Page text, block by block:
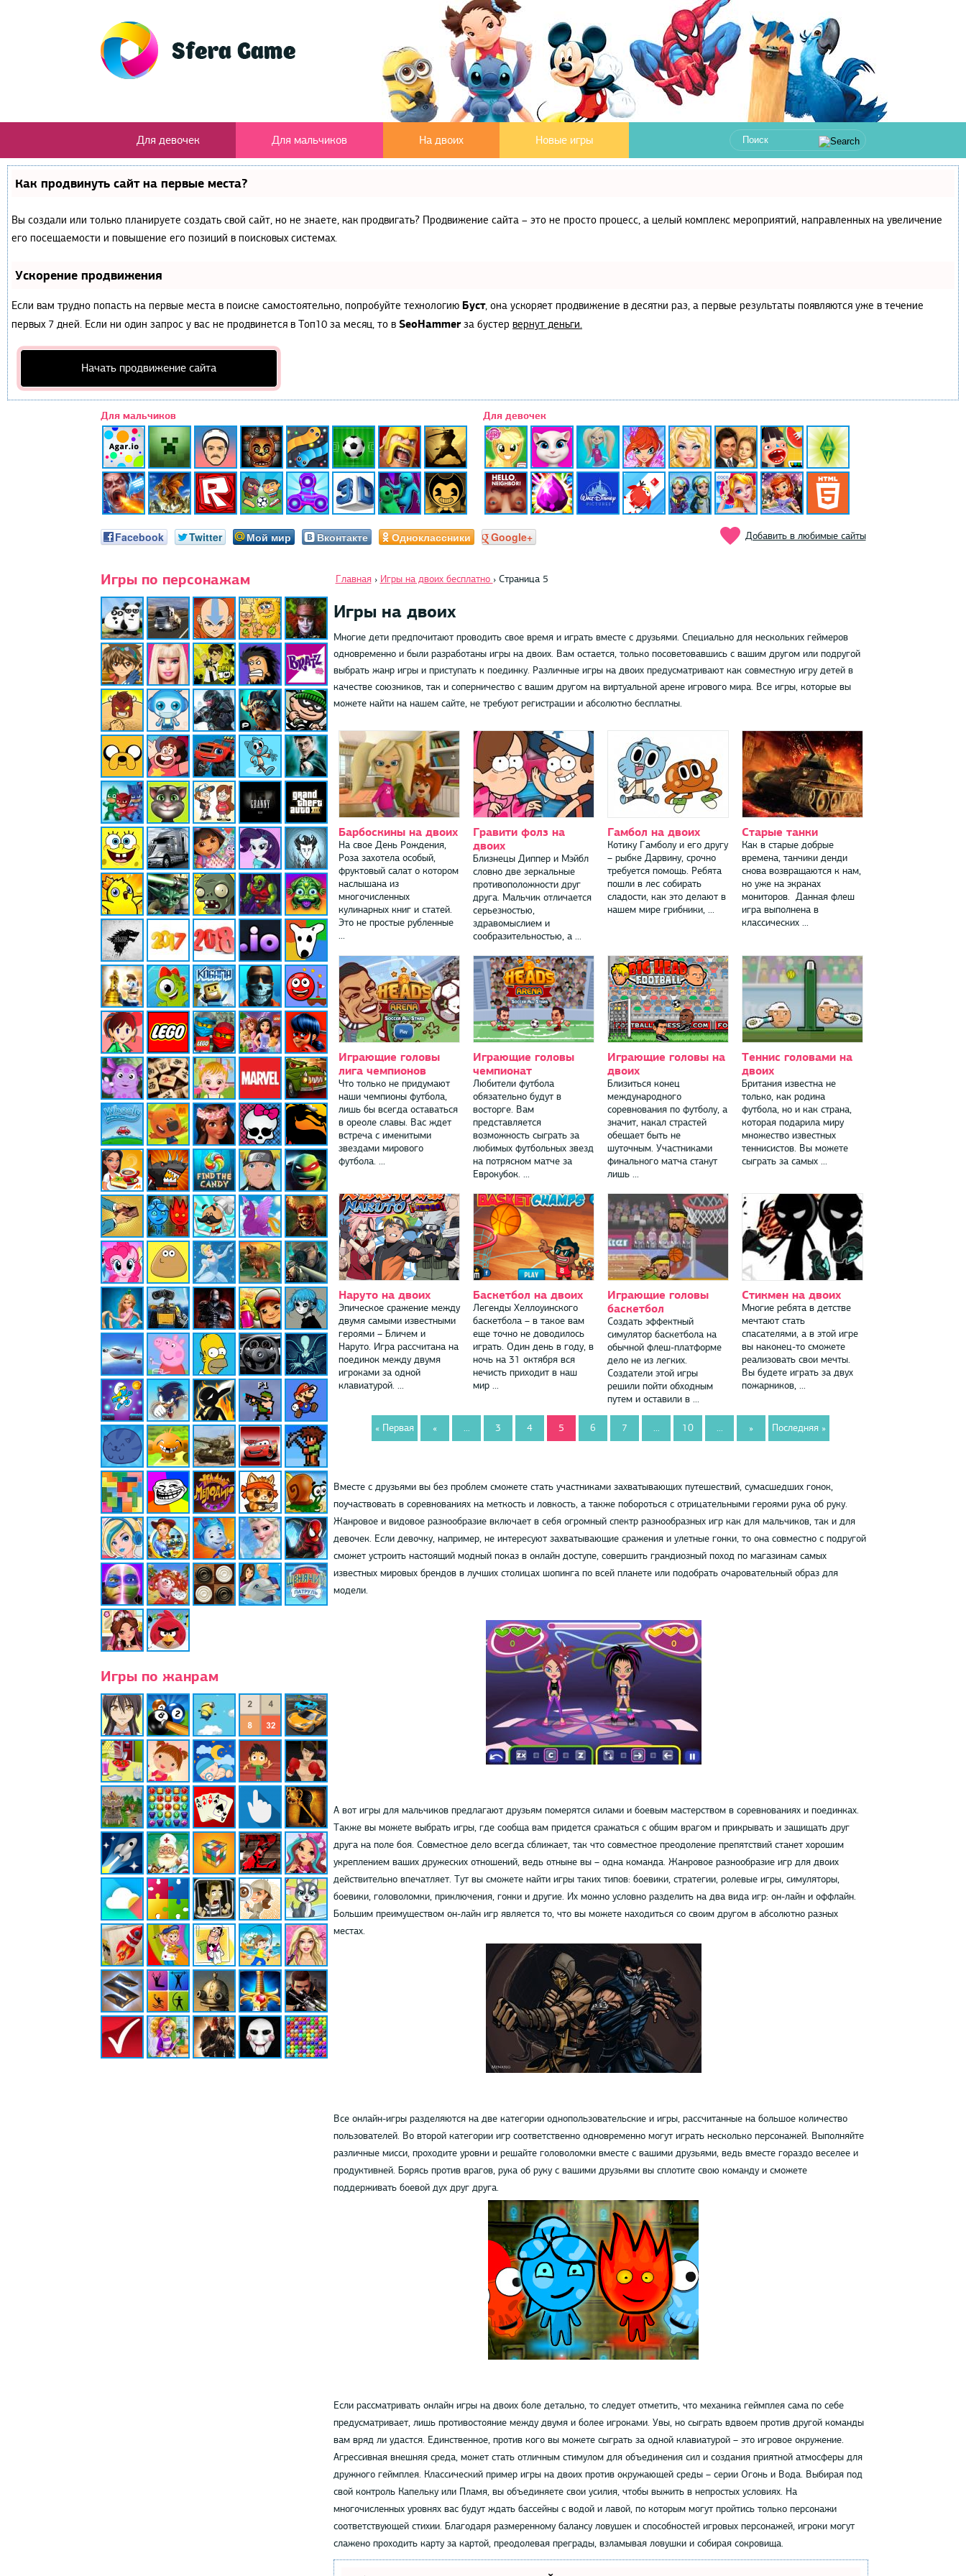
Для девочек Для мальчиков На двоих Новые игры
Как продвинуть сайт на первые места?
Вы создали или только планируете создать свой сайт, но не знаете, как продвигать? Продвижение сайта – это не просто процесс, а целый комплекс мероприятий, направленных на увеличение
его посещаемости и повышение его позиций в поисковых системах.
Ускорение продвижения
Если вам трудно попасть на первые места в поиске самостоятельно, попробуйте технологию Буст, она ускоряет продвижение в десятки раз, а первые результаты появляются уже в течение
первых 7 дней. Если ни один запрос у вас не продвинется в Топ10 за месяц, то в SeoHammerза бустер вернут деньги.
Начать продвижение сайта
Для мальчиков Для девочек
Facebook Twitter Мой мир Вконтакте Одноклассники Google+ Добавить в любимые сайты
Игры по персонажам
Игры по жанрам
Главная › Игры на двоих бесплатно › Страница 5
Игры на двоих
Многие дети предпочитают проводить свое время и играть вместе с друзьями. Специально для нескольких геймеров
одновременно и были разработаны игры на двоих. Вам остается, только посоветовавшись с вашим другом или подругой
выбрать жанр игры и приступать к поединку. Различные игры на двоих предусматривают как совместную игру детей в
качестве союзников, так и соперничество с вашим другом на виртуальной арене игрового мира. Все игры, которые вы
можете найти на нашем сайте, не требуют регистрации и абсолютно бесплатны.
Барбоскины на двоих
На свое День Рождения,
Роза захотела особый,
фруктовый салат о котором
наслышана из
многочисленных
кулинарных книг и статей.
Это не простые рубленные
...
Гравити фолз на
двоих
Близнецы Диппер и Мэйбл
словно две зеркальные
противоположности друг
друга. Мальчик отличается
серьезностью,
здравомыслием и
сообразительностью, а ...
Гамбол на двоих
Котику Гамболу и его другу
– рыбке Дарвину, срочно
требуется помощь. Ребята
пошли в лес собирать
сладости, как это делают в
нашем мире грибники, ...
Старые танки
Как в старые добрые
времена, танчики денди
снова возвращаются к нам,
но уже на экранах
мониторов. Данная флеш
игра выполнена в
классических ...
Играющие головы
лига чемпионов
Что только не придумают
наши чемпионы футбола,
лишь бы всегда оставаться
в ореоле славы. Вас ждет
встреча с именитыми
звездами мирового
футбола. ...
Играющие головы
чемпионат
Любители футбола
обязательно будут в
восторге. Вам
представляется
возможность сыграть за
любимых футбольных звезд
на потрясном матче за
Еврокубок. ...
Играющие головы на
двоих
Близиться конец
международного
соревнования по футболу, а
значит, накал страстей
обещает быть не
шуточным. Участниками
финального матча станут
лишь ...
Теннис головами на
двоих
Британия известна не
только, как родина
футбола, но и как страна,
которая подарила миру
множество известных
теннисистов. Вы можете
сыграть за самых ...
Наруто на двоих
Эпическое сражение между
двумя самыми известными
героями – Бличем и
Наруто. Игра рассчитана на
поединок между двумя
игроками за одной
клавиатурой. ...
Баскетбол на двоих
Легенды Хеллоуинского
баскетбола – в такое вам
еще точно не доводилось
играть. Один день в году, в
ночь на 31 октября вся
нечисть приходит в наш
мир ...
Играющие головы
баскетбол
Создать эффектный
симулятор баскетбола на
обычной флеш-платформе
дело не из легких.
Создатели этой игры
решили пойти обходным
путем и оставили в ...
Стикмен на двоих
Многие ребята в детстве
мечтают стать
спасателями, а в этой игре
вы наконец-то сможете
реализовать свои мечты.
Вы будете играть за двух
пожарников, ...
« Первая « ... 3 4 5 6 7 ... 10 ... » Последняя »
Вместе с друзьями вы без проблем сможете стать участниками захватывающих путешествий, сумасшедших гонок,
поучаствовать в соревнованиях на меткость и ловкость, а также побороться с отрицательными героями рука об руку.
Жанровое и видовое разнообразие включает в себя огромный спектр разнообразных игр как для мальчиков, так и для
девочек. Если девочку, например, не интересуют захватывающие сражения и улетные гонки, то она совместно с подругой
сможет устроить настоящий модный показ в онлайн доступе, совершить грандиозный поход по магазинам самых
известных мировых брендов в лучших столицах шопинга по всей планете или подобрать очаровательный образ для
модели.
А вот игры для мальчиков предлагают друзьям померятся силами и боевым мастерством в соревнованиях и поединках.
Также вы можете выбрать игры, где сообща вам придется сражаться с общим врагом и прикрывать и защищать друг
друга на поле боя. Совместное дело всегда сближает, так что совместное преодоление препятствий станет хорошим
укреплением ваших дружеских отношений, ведь отныне вы – одна команда. Жанровое разнообразие игр для двоих
действительно впечатляет. Тут вы сможете найти игры таких типов: боевики, стратегии, ролевые игры, симуляторы,
боевики, головоломки, приключения, гонки и другие. Их можно условно разделить на два вида игр: он-лайн и оффлайн.
Большим преимуществом он-лайн игр является то, что вы можете находиться со своим другом в абсолютно разных
местах.
Все онлайн-игры разделяются на две категории однопользовательские и игры, рассчитанные на большое количество
пользователей. Во второй категории игр соответственно одновременно могут играть несколько персонажей. Выполняйте
различные мисси, проходите уровни и решайте головоломки вместе с вашими друзьями, ведь вместе гораздо веселее и
продуктивней. Борясь против врагов, рука об руку с вашими друзьями вы сплотите свою команду и сможете
поддерживать боевой дух друг друга.
Если рассматривать онлайн игры на двоих боле детально, то следует отметить, что механика геймплея сама по себе
предусматривает, лишь противостояние между двумя и более игроками. Увы, но сыграть вдвоем против другой команды
вам вряд ли удастся. Единственное, против кого вы можете сыграть за одной клавиатурой – это игровое окружение.
Агрессивная внешняя среда, может стать отличным стимулом для объединения сил и создания приятной атмосферы для
дружного геймплея. Классический пример игры на двоих против окружающей среды – серии Огонь и Вода. Выбирая под
свой контроль Капельку или Пламя, вы объединяете свои усилия, чтобы выжить в непростых условиях. На
многочисленных уровнях вас будут ждать бассейны с водой и лавой, по которым могут пройтись только персонажи
соответствующей стихии. Благодаря размеренному балансу ловушек и способностей игровых персонажей, игроки могут
слажено проходить карту за картой, преодолевая преграды, взламывая ловушки и собирая сокровища.